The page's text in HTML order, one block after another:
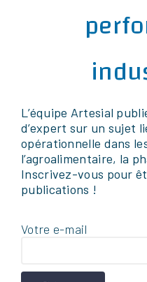
L’équipe Artesial
d’expert sur un sujet
opérationnelle dans
l’agroalimentaire, la
Inscrivez-vous pour
publications !
Votre e-mail